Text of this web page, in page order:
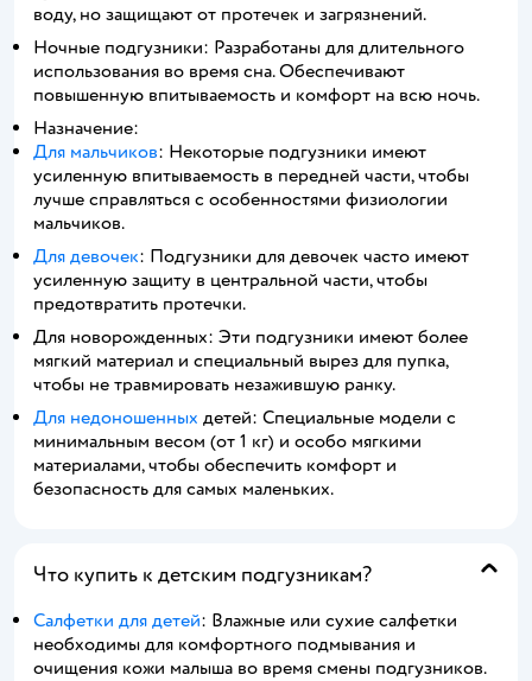
воду, но защищают от протечек и загрязнений.
Ночные подгузники: Разработаны для длительного
использования во время сна. Обеспечивают
повышенную впитываемость и комфорт на всю ночь.
Назначение:
Для мальчиков: Некоторые подгузники имеют
усиленную впитываемость в передней части, чтобы
лучше справляться с особенностями физиологии
мальчиков.
Для девочек: Подгузники для девочек часто имеют
усиленную защиту в центральной части, чтобы
предотвратить протечки.
Для новорожденных: Эти подгузники имеют более
мягкий материал и специальный вырез для пупка,
чтобы не травмировать незажившую ранку.
Для недоношенных детей: Специальные модели с
минимальным весом (от 1 кг) и особо мягкими
материалами, чтобы обеспечить комфорт и
безопасность для самых маленьких.
Что купить к детским подгузникам?
Салфетки для детей: Влажные или сухие салфетки
необходимы для комфортного подмывания и
очищения кожи малыша во время смены подгузников.